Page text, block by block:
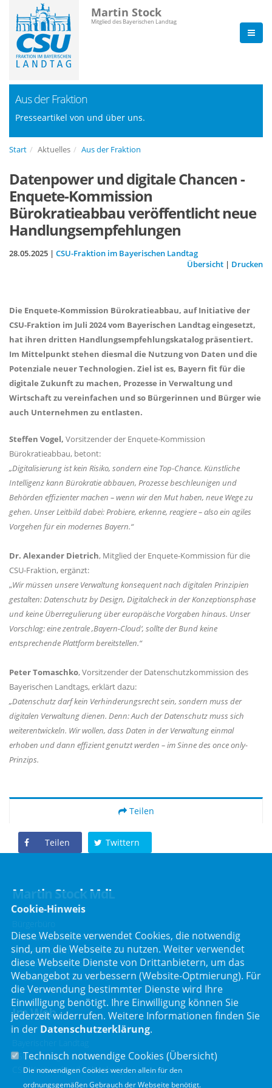
Martin Stock
Mitglied des Bayerischen Landtag
Aus der Fraktion
Presseartikel von und über uns.
Start Aktuelles Aus der Fraktion
Datenpower und digitale Chancen -
Enquete-Kommission
Bürokratieabbau veröffentlicht neue
Handlungsempfehlungen
28.05.2025 | CSU-Fraktion im Bayerischen Landtag
Übersicht | Drucken
Die Enquete-Kommission Bürokratieabbau, auf Initiative der
CSU-Fraktion im Juli 2024 vom Bayerischen Landtag eingesetzt,
hat ihren dritten Handlungsempfehlungskatalog präsentiert.
Im Mittelpunkt stehen diesmal die Nutzung von Daten und die
Potenziale neuer Technologien. Ziel ist es, Bayern fit für die
digitale Zukunft zu machen, Prozesse in Verwaltung und
Wirtschaft zu vereinfachen und so Bürgerinnen und Bürger wie
auch Unternehmen zu entlasten.
Steffen Vogel, Vorsitzender der Enquete-Kommission
Bürokratieabbau, betont:
Digitalisierung ist kein Risiko, sondern eine Top-Chance. Künstliche
Intelligenz kann Bürokratie abbauen, Prozesse beschleunigen und
Behörden effizienter machen – wenn wir den Mut haben, neue Wege zu
gehen. Unser Leitbild dabei: Probiere, erkenne, reagiere – also ein agiles
Vorgehen für ein modernes Bayern.“
Dr. Alexander Dietrich, Mitglied der Enquete-Kommission für die
CSU-Fraktion, ergänzt:
Wir müssen unsere Verwaltung konsequent nach digitalen Prinzipien
gestalten: Datenschutz by Design, Digitalcheck in der Konzeptionsphase
und keine Überregulierung über europäische Vorgaben hinaus. Unser
Vorschlag: eine zentrale ‚Bayern-Cloud‘, sollte der Bund keine
entsprechende Plattform bereitstellen.“
Peter Tomaschko, Vorsitzender der Datenschutzkommission des
Bayerischen Landtags, erklärt dazu:
Datenschutz darf kein Verhinderungsrecht sein, sondern muss der
digitalen Verwaltung dienen. Denn: Auch der Datenschutz muss sich
weiterentwickeln. Wir wollen, dass Daten in der Verwaltung einmal
erhoben und dann effizient genutzt werden – im Sinne des once only-
Prinzips.
Teilen
Teilen Twittern
Martin Stock MdL
Bürgerbüro
Schafbrückenweg 10
63834 Sulzbach am Main
Telefon :06028 / 217 496 0
Telefax : 06028 / 217 496 9
Im Web
CSU Landtagsfraktion
CSU Kreisverband Miltenberg
Cookie-Hinweis
Diese Webseite verwendet Cookies, die notwendig
sind, um die Webseite zu nutzen. Weiter verwendet
diese Webseite Dienste von Drittanbietern, um das
Webangebot zu verbessern (Website-Optmierung). Für
die Verwendung bestimmter Dienste wird Ihre
Einwilligung benötigt. Ihre Einwilligung können Sie
jederzeit widerrufen. Weitere Informationen finden Sie
in der Datenschutzerklärung.
Technisch notwendige Cookies (Übersicht)
Die notwendigen Cookies werden allein für den
ordnungsgemäßen Gebrauch der Webseite benötigt.